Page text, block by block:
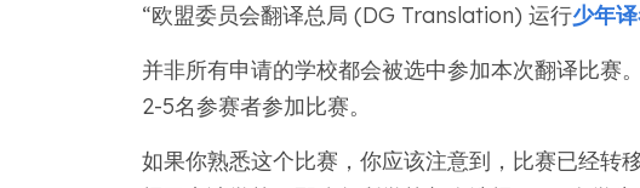
“欧盟委员会翻译总局 (DG Translation) 运行少年
并非所有申请的学校都会被选中参加本次翻译比赛
2-5名参赛者参加比赛。
如果你熟悉这个比赛，你应该注意到，比赛已经转